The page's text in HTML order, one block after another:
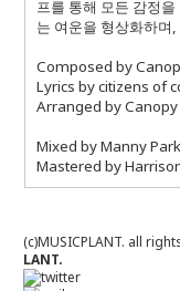
프를 통해 모든 감정을
는 여운을 형상화하며
Composed by
Lyrics by citizens of
Arranged by Canopy
Mixed by Manny
Mastered by
(c)MUSICPLANT. all
LANT.